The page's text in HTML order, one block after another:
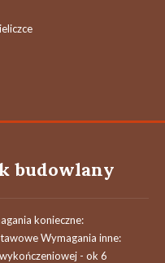
budowlany
konieczne:
Wymagania inne:
- ok 6